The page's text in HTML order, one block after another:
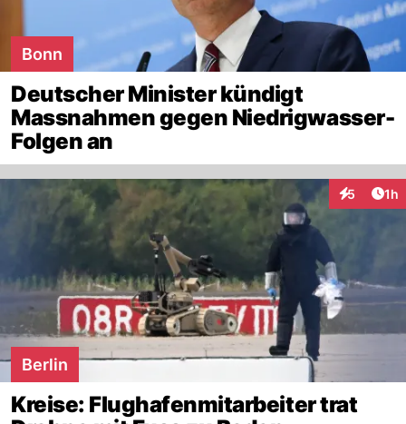
Bonn
Deutscher Minister kündigt
Massnahmen gegen Niedrigwasser-
Folgen an
5 1h
Berlin
Kreise: Flughafenmitarbeiter trat